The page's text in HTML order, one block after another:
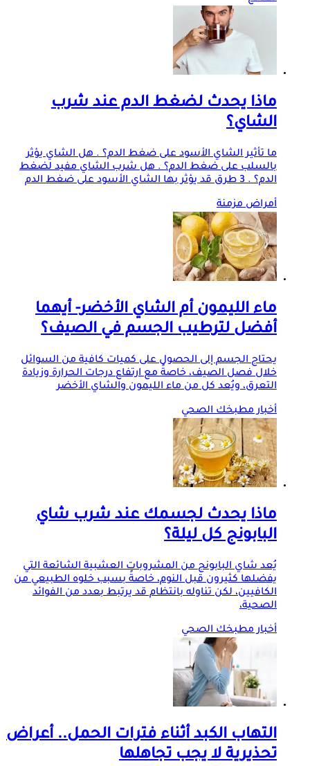
ماذا يحدث لضغط الدم عند شرب
الشاي؟
ما تأثير الشاي الأسود على ضغط الدم؟ . هل الشاي يؤثر
بالسلب على ضغط الدم؟ . هل شرب الشاي مفيد لضغط
الدم؟ . 3 طرق قد يؤثر بها الشاي الأسود على ضغط الدم
أمراض مزمنة
ماء الليمون أم الشاي الأخضر- أيهما
أفضل لترطيب الجسم في الصيف؟
يحتاج الجسم إلى الحصول على كميات كافية من السوائل
خلال فصل الصيف، خاصةً مع ارتفاع درجات الحرارة وزيادة
التعرق، ويُعد كل من ماء الليمون والشاي الأخضر
أخبار مطبخك الصحي
ماذا يحدث لجسمك عند شرب شاي
البابونج كل ليلة؟
يُعد شاي البابونج من المشروبات العشبية الشائعة التي
يفضلها كثيرون قبل النوم، خاصةً بسبب خلوه الطبيعي من
الكافيين، لكن تناوله بانتظام قد يرتبط بعدد من الفوائد
الصحية،
أخبار مطبخك الصحي
التهاب الكبد أثناء فترات الحمل.. أعراض
تحذيرية لا يجب تجاهلها